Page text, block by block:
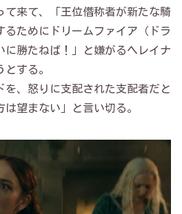
て来て、「王位僭称者が新たな騎
るためにドリームファイア（ドラ
に勝たねば！」と嫌がるヘレイナ
する。
を、怒りに支配された支配者だと
望まない」と言い切る。